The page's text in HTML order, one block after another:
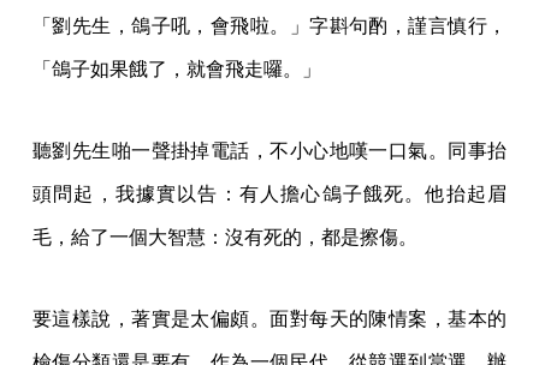
「劉先生，鴿子吼，會飛啦。」字斟句酌，謹言慎行，
「鴿子如果餓了，就會飛走囉。」
聽劉先生啪一聲掛掉電話，不小心地嘆一口氣。同事抬
頭問起，我據實以告：有人擔心鴿子餓死。他抬起眉
毛，給了一個大智慧：沒有死的，都是擦傷。
要這樣說，著實是太偏頗。面對每天的陳情案，基本的